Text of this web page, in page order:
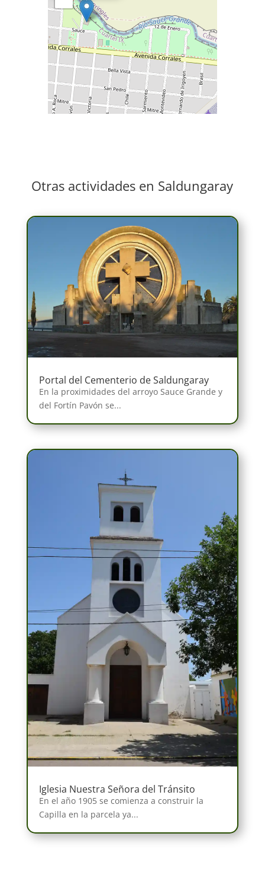
Otras actividades en Saldungaray
Portal del Cementerio de Saldungaray
En la proximidades del arroyo Sauce Grande y
del Fortín Pavón se...
Iglesia Nuestra Señora del Tránsito
En el año 1905 se comienza a construir la
Capilla en la parcela ya...